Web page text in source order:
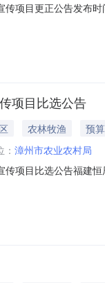
项目更正公告发布
市农业农村局采购单
项目比选公告
农林牧渔
预
漳州市农业农村局
项目比选公告福建
2659910采购单位